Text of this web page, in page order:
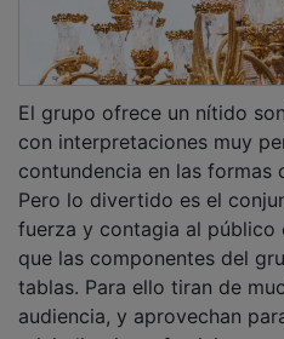
con interpretaciones muy
contundencia en las formas
Pero lo divertido es el
fuerza y contagia al público
que las componentes del
tablas. Para ello tiran de
audiencia, y aprovechan
reivindicativos, feministas,